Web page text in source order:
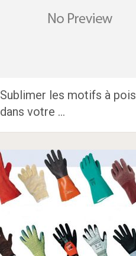
Sublimer les motifs à pois
dans votre …